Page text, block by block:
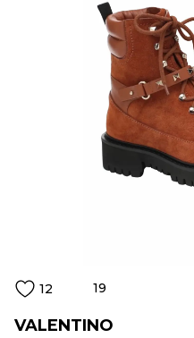
12 19
VALENTINO